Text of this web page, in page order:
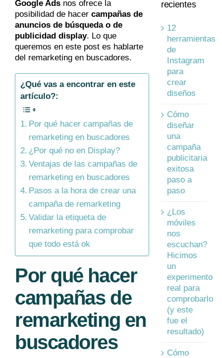
Google Ads nos ofrece la
posibilidad de hacer campañas de
anuncios de búsqueda o de
publicidad display. Lo que
queremos en este post es hablarte
del remarketing en buscadores.
¿Qué vas a encontrar en este
artículo?:
Por qué hacer campañas de
remarketing en buscadores
¿Por qué no en Display?
Ventajas de las campañas de
remarketing en buscadores
Pasos a la hora de crear una
campaña de remarketing
Validar la etiqueta de
remarketing para comprobar
que todo está ok
Por qué hacer
campañas de
remarketing en
buscadores
recientes
12
herramientas
de
Instagram
para
crear
diseños
Cómo
diseñar
una
campaña
publicitaria
exitosa
paso a
paso
¿Los
móviles
nos
escuchan?
Hicimos
un
experimento
real para
comprobarlo
(y este
fue el
resultado)
Cómo